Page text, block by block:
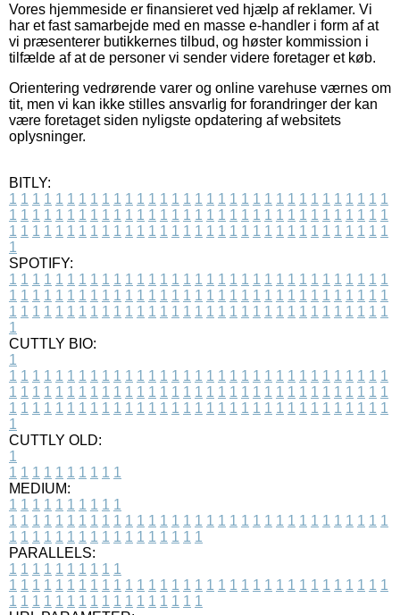
Vores hjemmeside er finansieret ved hjælp af reklamer. Vi
har et fast samarbejde med en masse e-handler i form af at
vi præsenterer butikkernes tilbud, og høster kommission i
tilfælde af at de personer vi sender videre foretager et køb.
Orientering vedrørende varer og online varehuse værnes om
tit, men vi kan ikke stilles ansvarlig for forandringer der kan
være foretaget siden nyligste opdatering af websitets
oplysninger.
BITLY:
1 1 1 1 1 1 1 1 1 1 1 1 1 1 1 1 1 1 1 1 1 1 1 1 1 1 1 1 1 1 1 1 1
1 1 1 1 1 1 1 1 1 1 1 1 1 1 1 1 1 1 1 1 1 1 1 1 1 1 1 1 1 1 1 1 1
1 1 1 1 1 1 1 1 1 1 1 1 1 1 1 1 1 1 1 1 1 1 1 1 1 1 1 1 1 1 1 1 1
1
SPOTIFY:
1 1 1 1 1 1 1 1 1 1 1 1 1 1 1 1 1 1 1 1 1 1 1 1 1 1 1 1 1 1 1 1 1
1 1 1 1 1 1 1 1 1 1 1 1 1 1 1 1 1 1 1 1 1 1 1 1 1 1 1 1 1 1 1 1 1
1 1 1 1 1 1 1 1 1 1 1 1 1 1 1 1 1 1 1 1 1 1 1 1 1 1 1 1 1 1 1 1 1
1
CUTTLY BIO:
1
1 1 1 1 1 1 1 1 1 1 1 1 1 1 1 1 1 1 1 1 1 1 1 1 1 1 1 1 1 1 1 1 1
1 1 1 1 1 1 1 1 1 1 1 1 1 1 1 1 1 1 1 1 1 1 1 1 1 1 1 1 1 1 1 1 1
1 1 1 1 1 1 1 1 1 1 1 1 1 1 1 1 1 1 1 1 1 1 1 1 1 1 1 1 1 1 1 1 1
1
CUTTLY OLD:
1
1 1 1 1 1 1 1 1 1 1
MEDIUM:
1 1 1 1 1 1 1 1 1 1
1 1 1 1 1 1 1 1 1 1 1 1 1 1 1 1 1 1 1 1 1 1 1 1 1 1 1 1 1 1 1 1 1
1 1 1 1 1 1 1 1 1 1 1 1 1 1 1 1 1
PARALLELS:
1 1 1 1 1 1 1 1 1 1
1 1 1 1 1 1 1 1 1 1 1 1 1 1 1 1 1 1 1 1 1 1 1 1 1 1 1 1 1 1 1 1 1
1 1 1 1 1 1 1 1 1 1 1 1 1 1 1 1 1